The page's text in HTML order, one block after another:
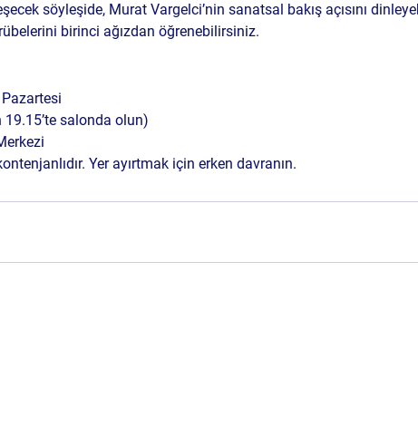
söyleşide, Murat Vargelci’nin sanatsal bakış açısını
birinci ağızdan öğrenebilirsiniz.
salonda olun)
Yer ayırtmak için erken davranın.